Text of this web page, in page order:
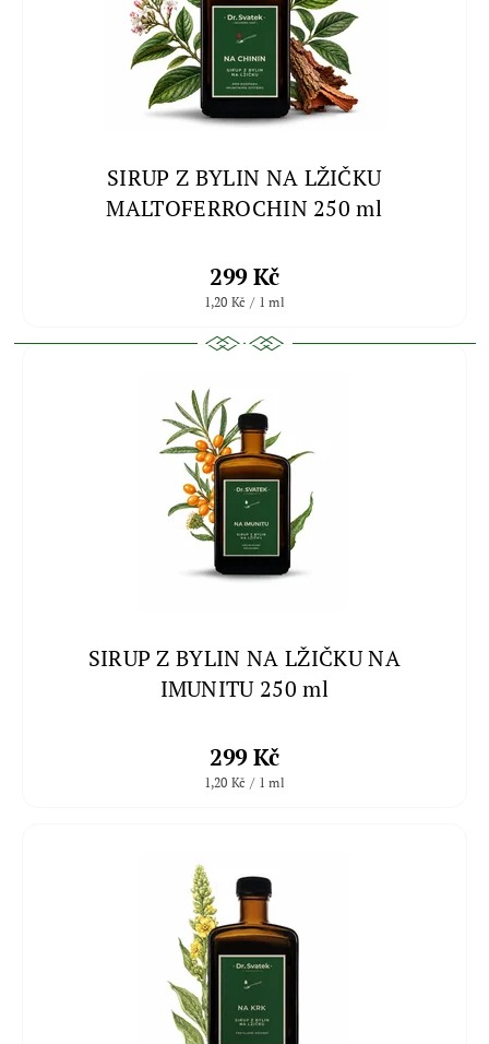
SIRUP Z BYLIN NA LŽIČKU
MALTOFERROCHIN 250 ml
299 Kč
1,20 Kč / 1 ml
SIRUP Z BYLIN NA LŽIČKU NA
IMUNITU 250 ml
299 Kč
1,20 Kč / 1 ml